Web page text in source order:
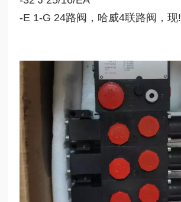
-E 1-G 24路阀，哈威4联路阀，现!